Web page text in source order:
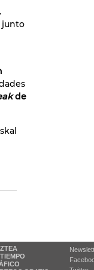
junto
de